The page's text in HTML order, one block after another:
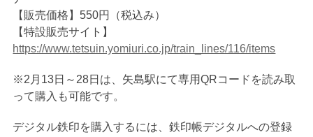
【販売価格】550円（税込み）
【特設販売サイト】
https://www.tetsuin.yomiuri.co.jp/train_lines/116/items
※2月13日～28日は、矢島駅にて専用QRコードを読み取
って購入も可能です。
デジタル鉄印を購入するには、鉄印帳デジタルへの登録